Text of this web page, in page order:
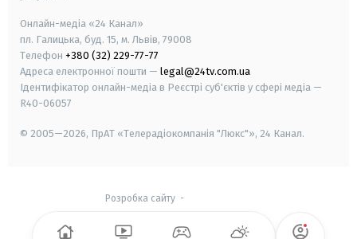
Онлайн-медіа «24 Канал»
пл. Галицька, буд. 15, м. Львів, 79008
Телефон +380 (32) 229-77-77
Адреса електронної пошти — legal@24tv.com.ua
Ідентифікатор онлайн-медіа в Реєстрі суб'єктів у сфері медіа —
R40-06057
© 2005—2026, ПрАТ «Телерадіокомпанія "Люкс"», 24 Канал.
Розробка сайту-